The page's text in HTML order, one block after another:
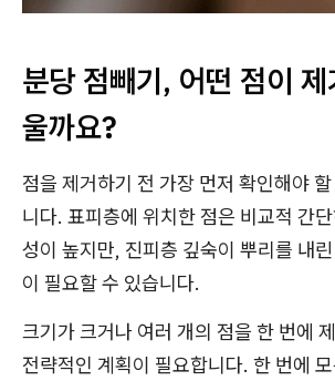
분당 점빼기, 어떤 점이
울까요?
점을 제거하기 전 가장 먼저 확인해야
니다. 표피층에 위치한 점은 비교적 간
성이 높지만, 진피층 깊숙이 뿌리를 내
이 필요할 수 있습니다.
크기가 크거나 여러 개의 점을 한 번에
전략적인 계획이 필요합니다. 한 번에